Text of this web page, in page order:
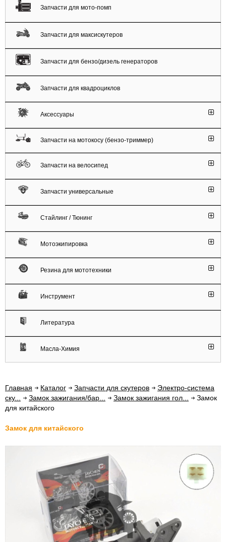
Запчасти для мото-помп
Запчасти для максискутеров
Запчасти для бензо/дизель генераторов
Запчасти для квадроциклов
Аксессуары
Запчасти на мотокосу (бензо-триммер)
Запчасти на велосипед
Запчасти универсальные
Стайлинг / Тюнинг
Мотоэкипировка
Резина для мототехники
Инструмент
Литература
Масла-Химия
Главная Каталог Запчасти для скутеров
Электро-система
ску...
Замок зажигания/бар... Замок зажигания гол...
Замок
для китайского
Замок для китайского